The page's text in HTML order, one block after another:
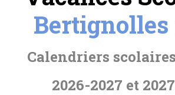
Bertignolles
Calendriers
2026-2027 et